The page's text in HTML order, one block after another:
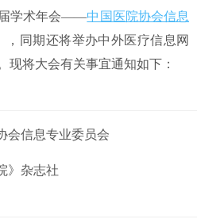
届学术年会——中国医院协会信息
，同期还将举办中外医疗信息网
现将大会有关事宜通知如下：
信息专业委员会
杂志社